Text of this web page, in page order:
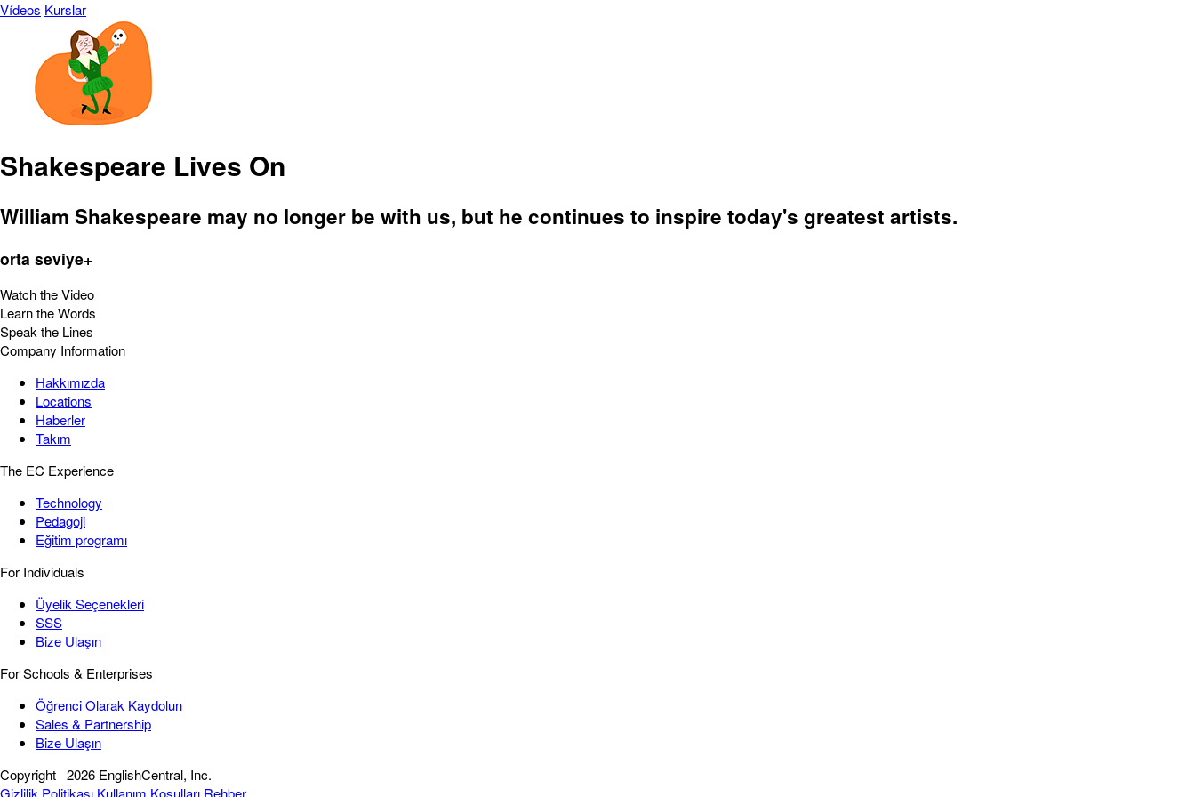
Vídeos Kurslar
Shakespeare Lives On
William Shakespeare may no longer be with us, but he continues to inspire today's greatest artists.
orta seviye+
Watch the Video
Learn the Words
Speak the Lines
Company Information
Hakkımızda
Locations
Haberler
Takım
The EC Experience
Technology
Pedagoji
Eğitim programı
For Individuals
Üyelik Seçenekleri
SSS
Bize Ulaşın
For Schools & Enterprises
Öğrenci Olarak Kaydolun
Sales & Partnership
Bize Ulaşın
Copyright 2026 EnglishCentral, Inc.